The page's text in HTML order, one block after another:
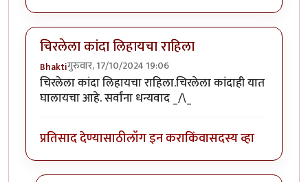
चिरलेला कांदा लिहायचा राहिला
Bhaktiगुरुवार, 17/10/2024 19:06
चिरलेला कांदा लिहायचा राहिला.चिरलेला कांदाही यात
घालायचा आहे. सर्वांना धन्यवाद _/\_
प्रतिसाद देण्यासाठीलॉग इन कराकिंवासदस्य व्हा